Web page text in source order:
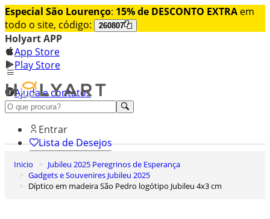
Especial São Lourenço: 15% de DESCONTO EXTRA em
todo o site, código:
260807
Holyart APP
App Store
Play Store
Ajuda e contatos
Conheça premium
Entrar
Lista de Desejos
0
Carrinho de Compras
Inicio
Jubileu 2025 Peregrinos de Esperança
Gadgets e Souvenires Jubileu 2025
Díptico em madeira São Pedro logótipo Jubileu 4x3 cm